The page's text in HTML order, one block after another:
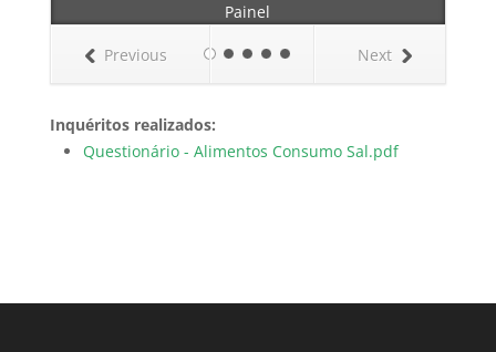
Painel
Next
Previous
Inquéritos realizados:
Questionário - Alimentos Consumo Sal.pdf